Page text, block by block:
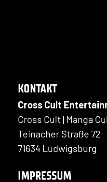
KONTAKT
Cross Cult
Cross Cult | Manga
Teinacher Straße 72
71634 Ludwigsburg
IMPRESSUM